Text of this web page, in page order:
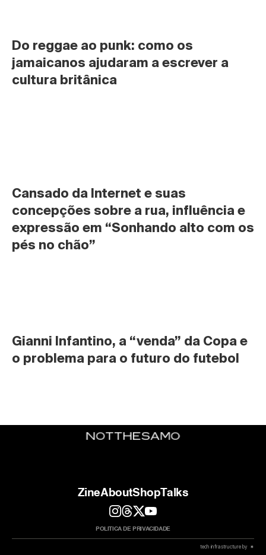
Do reggae ao punk: como os
jamaicanos ajudaram a escrever a
cultura britânica
Cansado da Internet e suas
concepções sobre a rua, influência e
expressão em “Sonhando alto com os
pés no chão”
Gianni Infantino, a “venda” da Copa e
o problema para o futuro do futebol
ZineAboutShopTalks
tech infrastructure by  ✷
POLITICA DE PRIVACIDADE